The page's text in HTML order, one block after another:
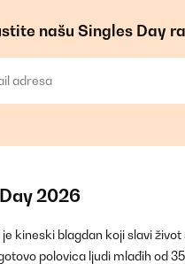
našu Singles Day
2026
je kineski blagdan koji slavi
polovica ljudi mlađih od